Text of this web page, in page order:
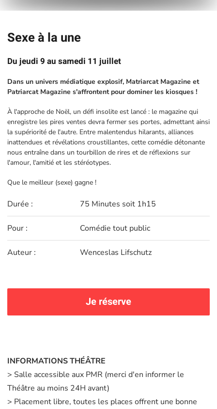
Sexe à la une
Du jeudi 9 au samedi 11 juillet
Dans un univers médiatique explosif, Matriarcat Magazine et
Patriarcat Magazine s'affrontent pour dominer les kiosques !
À l'approche de Noël, un défi insolite est lancé : le magazine qui
enregistre les pires ventes devra fermer ses portes, admettant ainsi
la supériorité de l'autre. Entre malentendus hilarants, alliances
inattendues et révélations croustillantes, cette comédie détonante
nous entraîne dans un tourbillon de rires et de réflexions sur
l'amour, l'amitié et les stéréotypes.
Que le meilleur (sexe) gagne !
Durée : 75 Minutes soit 1h15
Pour : Comédie tout public
Auteur : Wenceslas Lifschutz
Je réserve
INFORMATIONS THÉÂTRE
> Salle accessible aux PMR (merci d'en informer le
Théâtre au moins 24H avant)
> Placement libre, toutes les places offrent une bonne